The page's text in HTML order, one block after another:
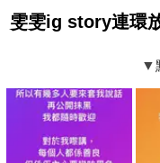
雯雯ig story連環